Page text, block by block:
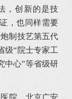
，创新的是技
，也同样需要
制技艺第五代
级“院士专家工
中心”等省级研
院、北京广安